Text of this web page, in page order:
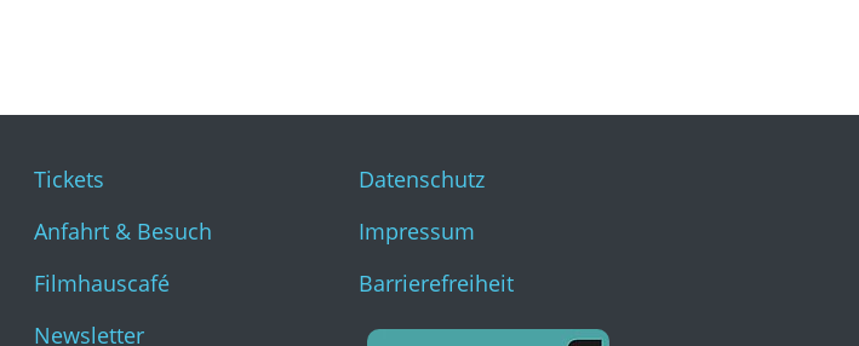
Presse
KunstKulturQuartier
Tickets
Anfahrt & Besuch
Filmhauscafé
Newsletter
Datenschutz
Impressum
Barrierefreiheit